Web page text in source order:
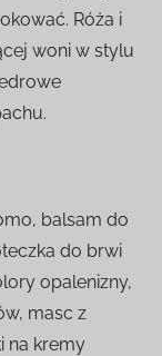
Róża i
woni w stylu
balsam do
do brwi
opalenizny,
masc z
na kremy